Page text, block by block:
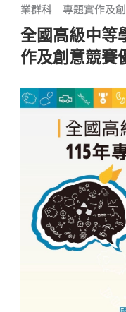
業群科 專題實作及
全國高級中
作及創意競賽